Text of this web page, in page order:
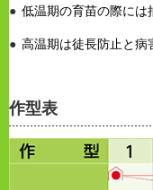
低温期の育苗の際に
高温期は徒長防止と病
作型表